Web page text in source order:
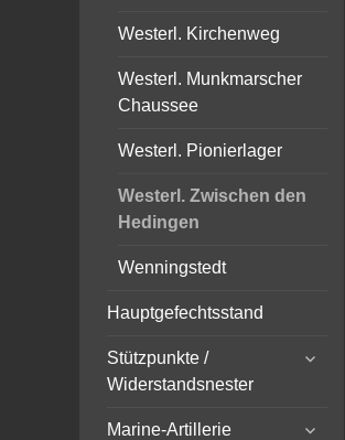
Westerl. Kirchenweg
Westerl. Munkmarscher
Chaussee
Westerl. Pionierlager
Westerl. Zwischen den
Hedingen
Wenningstedt
Hauptgefechtsstand
Stützpunkte /
Widerstandsnester
expand
Marine-Artillerie
expand